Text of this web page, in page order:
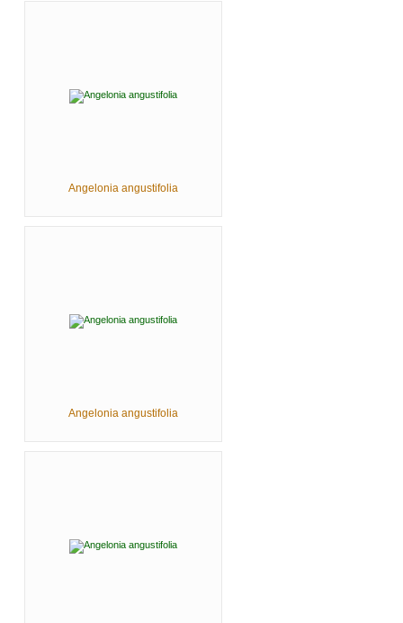
Angelonia angustifolia
Angelonia angustifolia